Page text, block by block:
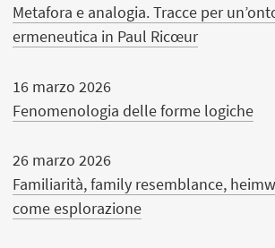
Metafora e analogia. Tracce per
ermeneutica in Paul Ricœur
16 marzo 2026
Fenomenologia delle forme logiche
26 marzo 2026
Familiarità, family resemblance,
come esplorazione